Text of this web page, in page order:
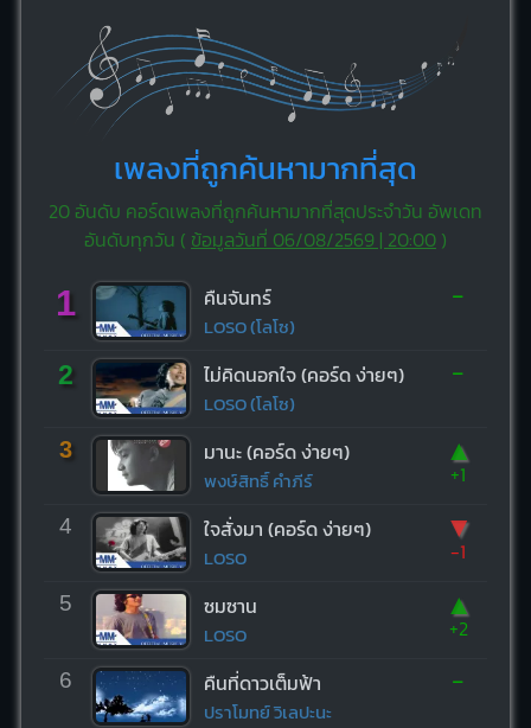
เพลงที่ถูกค้นหามากที่สุด
20 อันดับ คอร์ดเพลงที่ถูกค้นหามากที่สุดประจำวัน อัพเดท
อันดับทุกวัน ( ข้อมูลวันที่ 06/08/2569 | 20:00)
1 คืนจันทร์
LOSO (โลโซ)
-
2 ไม่คิดนอกใจ (คอร์ด ง่ายๆ)
LOSO (โลโซ)
-
3 มานะ (คอร์ด ง่ายๆ)
พงษ์สิทธิ์ คำภีร์
▲
+1
4 ใจสั่งมา (คอร์ด ง่ายๆ)
LOSO
▼
-1
5 ซมซาน
LOSO
▲
+2
6 คืนที่ดาวเต็มฟ้า
ปราโมทย์ วิเลปะนะ
-